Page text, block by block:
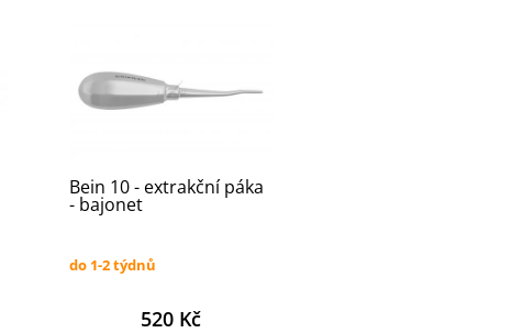
Bein 10 - extrakční páka
- bajonet
do 1-2 týdnů
520 Kč